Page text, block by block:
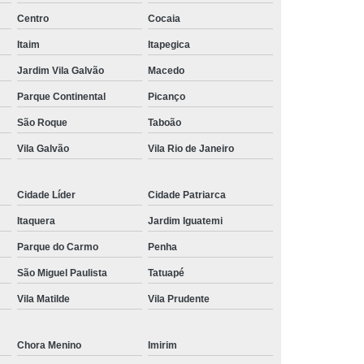
Magnética de Joelho
Magnética de Pelve
de Articulações
do Abdome Total
Tomografia do Tórax
Exame de Imagem Tomografia Pélvica
Ressonância Magnética Cardíaca
Ressonância Magnética da Prostata
Ressonância Magnética de Campo Aberto
Ressonância Magnética do Crânio
Ressonância Magnética na Coluna
Centro Cocaia
Itaim Itapegica
Jardim Vila Galvão Macedo
Parque Continental Picanço
São Roque Taboão
Vila Galvão Vila Rio de Janeiro
Cidade Líder Cidade Patriarca
Itaquera Jardim Iguatemi
Parque do Carmo Penha
São Miguel Paulista Tatuapé
Vila Matilde Vila Prudente
Chora Menino Imirim